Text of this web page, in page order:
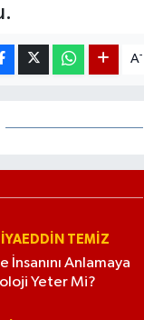
A-
TEMIZ
İnsanını Anlamaya
Yeter Mi?